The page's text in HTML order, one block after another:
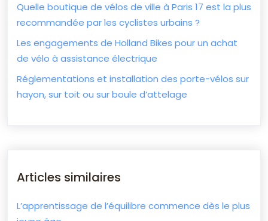
Quelle boutique de vélos de ville à Paris 17 est la plus
recommandée par les cyclistes urbains ?
Les engagements de Holland Bikes pour un achat
de vélo à assistance électrique
Réglementations et installation des porte-vélos sur
hayon, sur toit ou sur boule d’attelage
Articles similaires
L’apprentissage de l’équilibre commence dès le plus